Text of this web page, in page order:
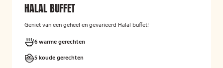
HALAL BUFFET
Geniet van een geheel en gevarieerd Halal buffet!
6 warme gerechten
5 koude gerechten